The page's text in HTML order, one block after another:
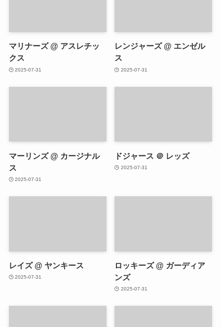
マリナーズ @ アスレチッ
クス
2025-07-31
レンジャーズ @ エンゼル
ス
2025-07-31
マーリンズ @ カージナル
ス
2025-07-31
ドジャース ＠ レッズ
2025-07-31
レイズ @ ヤンキース
2025-07-31
ロッキーズ @ ガーディア
ンズ
2025-07-31